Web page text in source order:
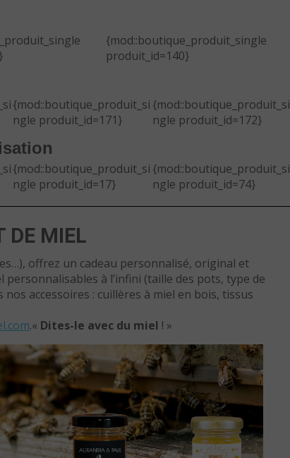
{mod::boutique_produit_single
produit_id=140}
{mod::boutique_produit_si
ngle produit_id=171}
{mod::boutique_produit_si
ngle produit_id=172}
{mod::boutique_produit_si
ngle produit_id=17}
{mod::boutique_produit_si
ngle produit_id=74}
DE MIEL
offrez un cadeau personnalisé, original et
à l’infini (taille des pots, type de
accessoires : cuillères à miel en bois, tissus
.« Dites-le avec du miel ! »